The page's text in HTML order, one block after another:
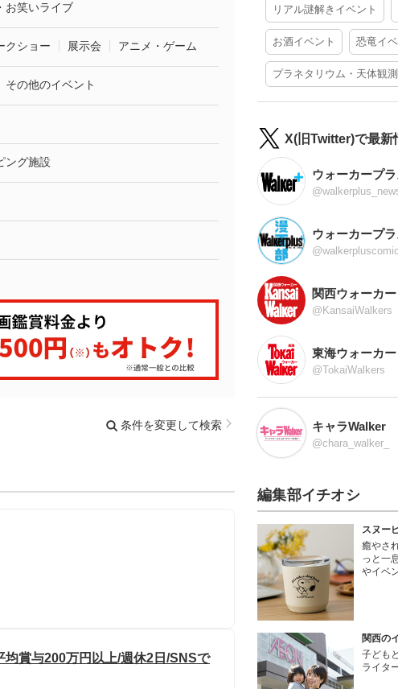
お笑いライブ
クショー 展示会 アニメ・ゲーム
その他のイベント
ング施設
条件を変更して検索
均賞与200万円以上/週休2日/SNSで
リアル謎解きイベント
お酒イベント 恐竜イ
プラネタリウム・天体観測
X(旧Twitter)で最新
ウォーカープ
ウォーカープ
@walkerpluscomic
関西ウォーカー
@KansaiWalkers
東海ウォーカー
@TokaiWalkers
キャラWalker
@chara_walker_
編集部イチオシ
スヌー
癒やさ
っと一
やイベ
関西の
子ども
ライタ